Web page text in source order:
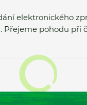
elektronického
Přejeme pohodu při